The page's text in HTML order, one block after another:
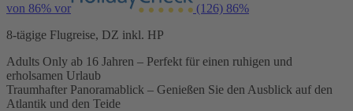
von 86% vor (126) 86%
8-tägige Flugreise, DZ inkl. HP
Adults Only ab 16 Jahren – Perfekt für einen ruhigen und
erholsamen Urlaub
Traumhafter Panoramablick – Genießen Sie den Ausblick auf den
Atlantik und den Teide